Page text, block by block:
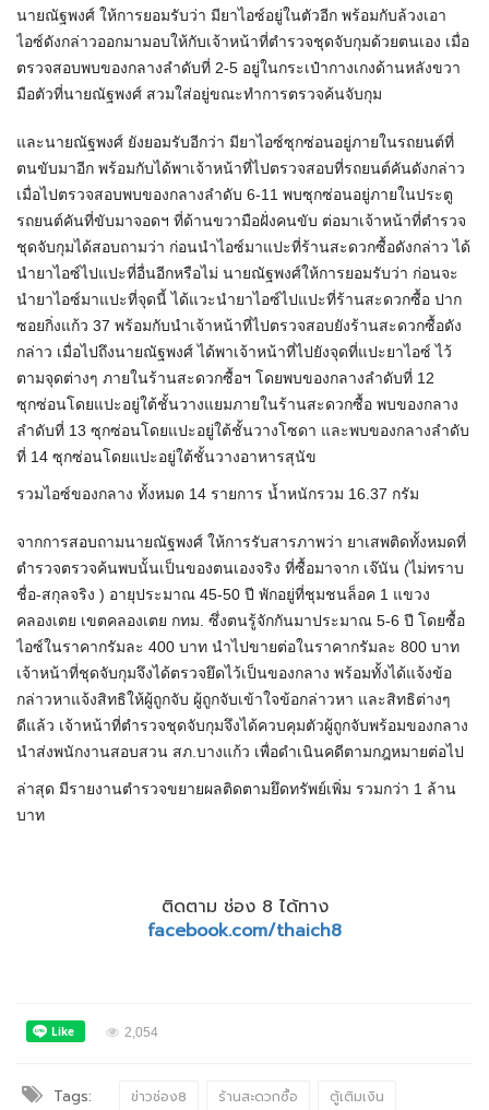
นายณัฐพงศ์ ให้การยอมรับว่า มียาไอซ์อยู่ในตัวอีก พร้อมกับล้วงเอา
ไอซ์ดังกล่าวออกมามอบให้กับเจ้าหน้าที่ตำรวจชุดจับกุมด้วยตนเอง เมื่อ
ตรวจสอบพบของกลางลำดับที่ 2-5 อยู่ในกระเป๋ากางเกงด้านหลังขวา
มือตัวที่นายณัฐพงศ์ สวมใส่อยู่ขณะทำการตรวจค้นจับกุม
และนายณัฐพงศ์ ยังยอมรับอีกว่า มียาไอซ์ซุกซ่อนอยู่ภายในรถยนต์ที่
ตนขับมาอีก พร้อมกับได้พาเจ้าหน้าที่ไปตรวจสอบที่รถยนต์คันดังกล่าว
เมื่อไปตรวจสอบพบของกลางลำดับ 6-11 พบซุกซ่อนอยู่ภายในประตู
รถยนต์คันที่ขับมาจอดฯ ที่ด้านขวามือฝั่งคนขับ ต่อมาเจ้าหน้าที่ตำรวจ
ชุดจับกุมได้สอบถามว่า ก่อนนำไอซ์มาแปะที่ร้านสะดวกซื้อดังกล่าว ได้
นำยาไอซ์ไปแปะที่อื่นอีกหรือไม่ นายณัฐพงศ์ให้การยอมรับว่า ก่อนจะ
นำยาไอซ์มาแปะที่จุดนี้ ได้แวะนำยาไอซ์ไปแปะที่ร้านสะดวกซื้อ ปาก
ซอยกิ่งแก้ว 37 พร้อมกับนำเจ้าหน้าที่ไปตรวจสอบยังร้านสะดวกซื้อดัง
กล่าว เมื่อไปถึงนายณัฐพงศ์ ได้พาเจ้าหน้าที่ไปยังจุดที่แปะยาไอซ์ ไว้
ตามจุดต่างๆ ภายในร้านสะดวกซื้อฯ โดยพบของกลางลำดับที่ 12
ซุกซ่อนโดยแปะอยู่ใต้ชั้นวางแยมภายในร้านสะดวกซื้อ พบของกลาง
ลำดับที่ 13 ซุกซ่อนโดยแปะอยู่ใต้ชั้นวางโซดา และพบของกลางลำดับ
ที่ 14 ซุกซ่อนโดยแปะอยู่ใต้ชั้นวางอาหารสุนัข
รวมไอซ์ของกลาง ทั้งหมด 14 รายการ น้ำหนักรวม 16.37 กรัม
จากการสอบถามนายณัฐพงศ์ ให้การรับสารภาพว่า ยาเสพติดทั้งหมดที่
ตำรวจตรวจค้นพบนั้นเป็นของตนเองจริง ที่ซื้อมาจาก เจ๊นัน (ไม่ทราบ
ชื่อ-สกุลจริง ) อายุประมาณ 45-50 ปี พักอยู่ที่ชุมชนล็อค 1 แขวง
คลองเตย เขตคลองเตย กทม. ซึ่งตนรู้จักกันมาประมาณ 5-6 ปี โดยซื้อ
ไอซ์ในราคากรัมละ 400 บาท นำไปขายต่อในราคากรัมละ 800 บาท
เจ้าหน้าที่ชุดจับกุมจึงได้ตรวจยึดไว้เป็นของกลาง พร้อมทั้งได้แจ้งข้อ
กล่าวหาแจ้งสิทธิให้ผู้ถูกจับ ผู้ถูกจับเข้าใจข้อกล่าวหา และสิทธิต่างๆ
ดีแล้ว เจ้าหน้าที่ตำรวจชุดจับกุมจึงได้ควบคุมตัวผู้ถูกจับพร้อมของกลาง
นำส่งพนักงานสอบสวน สภ.บางแก้ว เพื่อดำเนินคดีตามกฎหมายต่อไป
ล่าสุด มีรายงานตำรวจขยายผลติดตามยึดทรัพย์เพิ่ม รวมกว่า 1 ล้าน
บาท
ติดตาม ช่อง 8 ได้ทาง
facebook.com/thaich8
2,054
Tags: ข่าวช่อง8 ร้านสะดวกซื้อ ตู้เติมเงิน